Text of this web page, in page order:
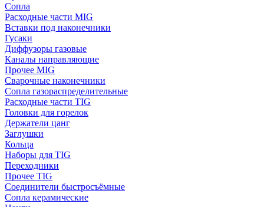
Сопла
Расходные части MIG
Вставки под наконечники
Гусаки
Диффузоры газовые
Каналы направляющие
Прочее MIG
Сварочные наконечники
Сопла газораспределительные
Расходные части TIG
Головки для горелок
Держатели цанг
Заглушки
Кольца
Наборы для TIG
Переходники
Прочее TIG
Соединители быстросъёмные
Сопла керамические